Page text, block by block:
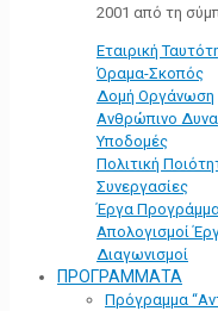
2001 από τη
Εταιρική
Όραμα-Σκοπός
Δομή Οργάνωση
Ανθρώπινο
Υποδομές
Πολιτική
Συνεργασίες
Έργα
Απολογισμοί
Διαγωνισμοί
ΠΡΟΓΡΑΜΜΑΤΑ
Πρόγραμμα